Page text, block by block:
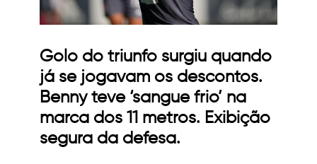
Golo do triunfo surgiu quando
já se jogavam os descontos.
Benny teve ‘sangue frio’ na
marca dos 11 metros. Exibição
segura da defesa.